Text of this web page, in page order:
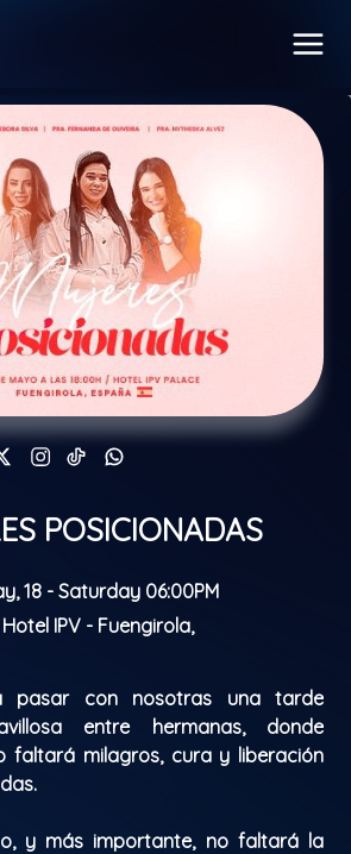
POSICIONADAS
18 - Saturday 06:00PM
Hotel IPV - Fuengirola,
pasar con nosotras una tarde
entre hermanas, donde
faltará milagros, cura y liberación
y más importante, no faltará la